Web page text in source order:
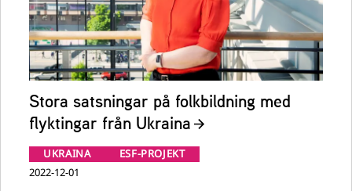
Stora satsningar på folkbildning med
flyktingar från Ukraina
UKRAINA
ESF-PROJEKT
2022-12-01